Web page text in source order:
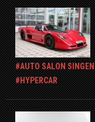
AUTO SALON SINGEN
HYPERCAR